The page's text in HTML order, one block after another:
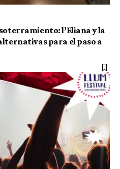
l’Eliana y la
para el paso a